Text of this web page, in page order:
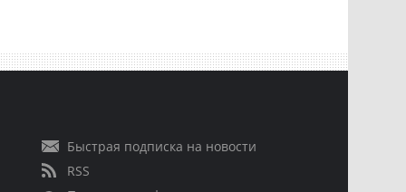
Быстрая подписка на новости
RSS